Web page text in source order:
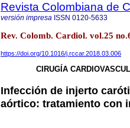
Revista Colombiana de
versión impresa ISSN 0120-5633
Rev. Colomb. Cardiol. vol.25
https://doi.org/10.1016/j.rccar.2018.03.006
CIRUGÍA
Infección de injerto
aórtico: tratamiento con